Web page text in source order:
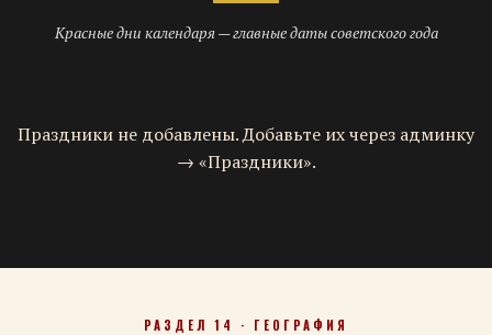
Красные дни календаря — главные даты советского года
Праздники не добавлены. Добавьте их через админку
→ «Праздники».
РАЗДЕЛ 14 · ГЕОГРАФИЯ